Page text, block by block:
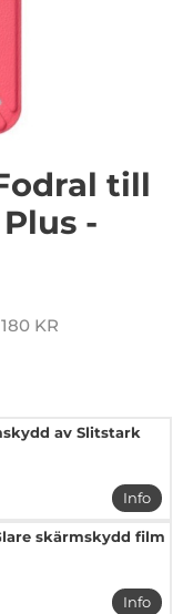
till
-
KR
av Slitstark
Info
mer
skärmskydd film
Info